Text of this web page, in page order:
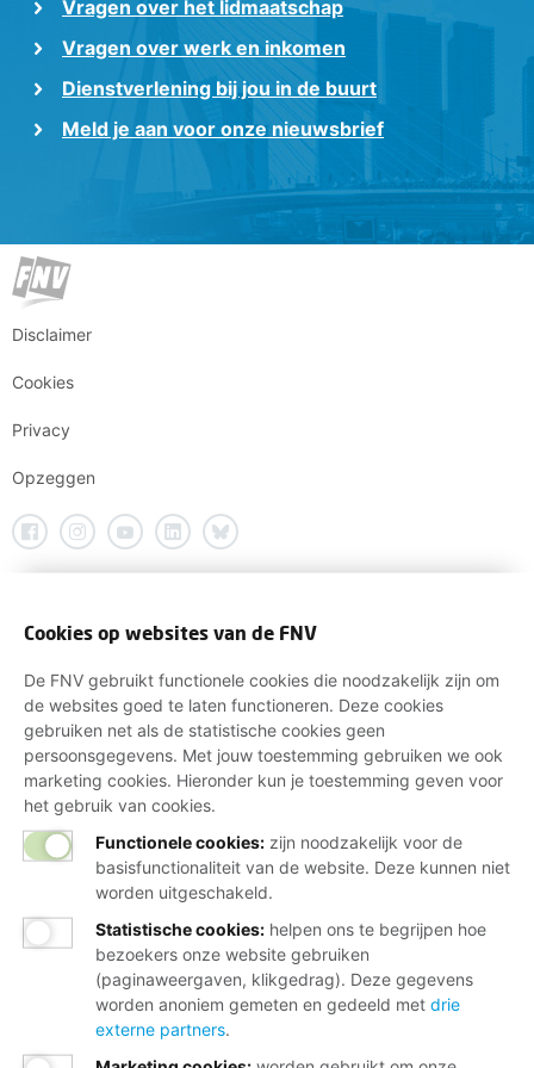
Vragen over het lidmaatschap
Vragen over werk en inkomen
Dienstverlening bij jou in de buurt
Meld je aan voor onze nieuwsbrief
Disclaimer
Cookies
Privacy
Opzeggen
Cookies op websites van de FNV
De FNV gebruikt functionele cookies die noodzakelijk zijn om
de websites goed te laten functioneren. Deze cookies
gebruiken net als de statistische cookies geen
persoonsgegevens. Met jouw toestemming gebruiken we ook
marketing cookies. Hieronder kun je toestemming geven voor
het gebruik van cookies.
Functionele cookies: zijn noodzakelijk voor de
basisfunctionaliteit van de website. Deze kunnen niet
worden uitgeschakeld.
Statistische cookies: helpen ons te begrijpen hoe
bezoekers onze website gebruiken
(paginaweergaven, klikgedrag). Deze gegevens
worden anoniem gemeten en gedeeld met drie
externe partners.